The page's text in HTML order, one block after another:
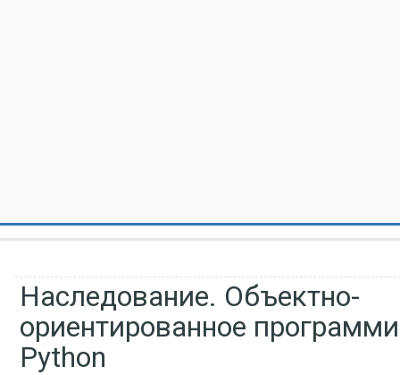
Наследование. Объектно-
ориентированное
Python